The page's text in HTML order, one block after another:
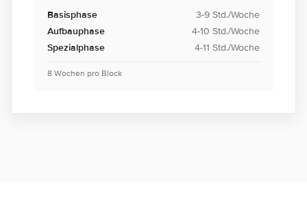
Basisphase
3-9 Std./Woche
Aufbauphase
4-10 Std./Woche
Spezialphase
4-11 Std./Woche
8 Wochen pro Block